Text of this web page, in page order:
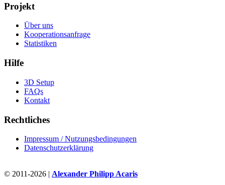
Projekt
Über uns
Kooperationsanfrage
Statistiken
Hilfe
3D Setup
FAQs
Kontakt
Rechtliches
Impressum / Nutzungsbedingungen
Datenschutzerklärung
© 2011-2026 | Alexander Philipp Acaris